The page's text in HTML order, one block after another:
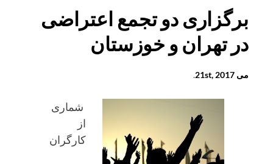
وضعیت
چهار
شهروند
بهایی
در
برگزاری دو تجمع اعتراضی
در تهران و خوزستان
می 21st, 2017 .
شماری
از
کارگران